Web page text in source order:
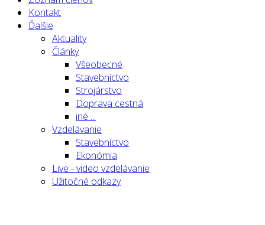
Kontakt
Ďalšie
Aktuality
Články
Všeobecné
Stavebníctvo
Strojárstvo
Doprava cestná
iné ...
Vzdelávanie
Stavebníctvo
Ekonómia
Live - video vzdelávanie
Užitočné odkazy